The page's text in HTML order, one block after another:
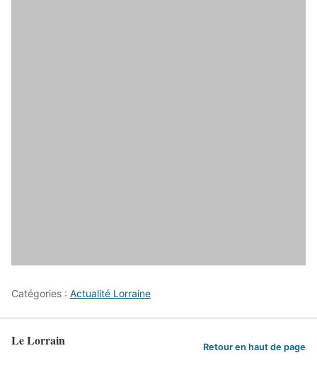
Catégories : Actualité Lorraine
Le Lorrain Retour en haut de page